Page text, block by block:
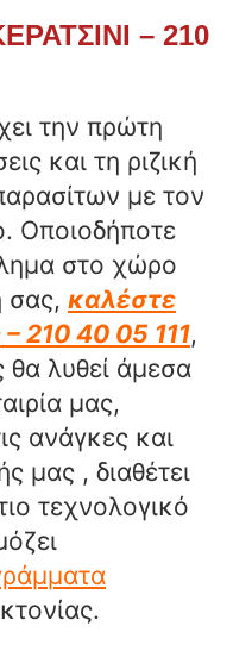
– 210
την πρώτη
και τη ριζική
με τον
Οποιοδήποτε
στο χώρο
σας, καλέστε
210 40 05 111,
λυθεί άμεσα
μας,
ανάγκες και
μας , διαθέτει
τεχνολογικό